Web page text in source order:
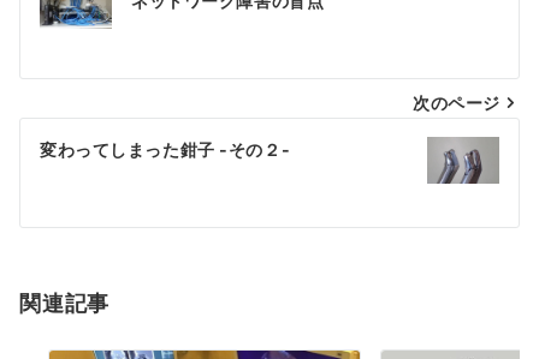
稿
ビ
ゲ
シ
ン
次のページ
変わってしまった鉗子 -その２-
関連記事